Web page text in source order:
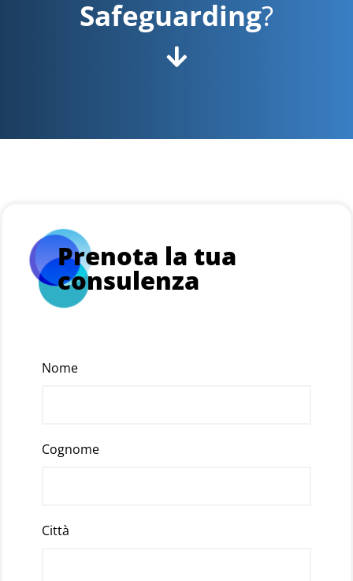
Safeguarding?
Prenota la tua
consulenza
Nome
Cognome
Città